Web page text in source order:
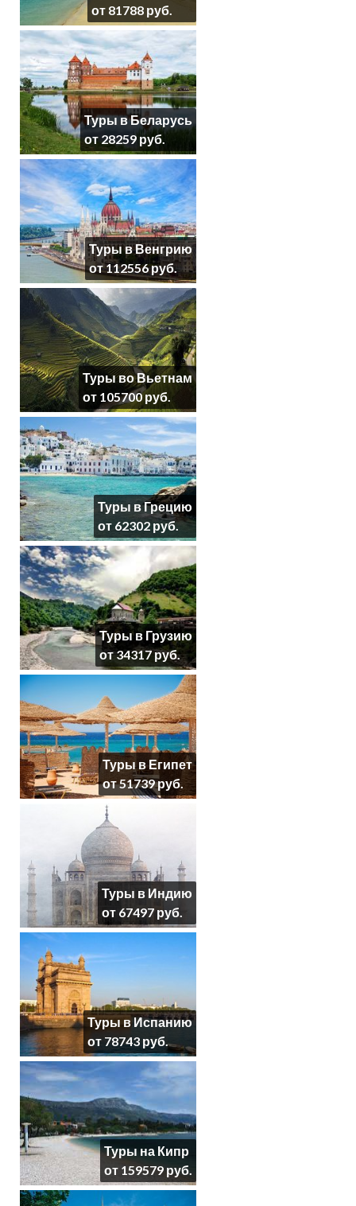
от 81788 руб.
Туры в Беларусь
от 28259 руб.
Туры в Венгрию
от 112556 руб.
Туры во Вьетнам
от 105700 руб.
Туры в Грецию
от 62302 руб.
Туры в Грузию
от 34317 руб.
Туры в Египет
от 51739 руб.
Туры в Индию
от 67497 руб.
Туры в Испанию
от 78743 руб.
Туры на Кипр
от 159579 руб.